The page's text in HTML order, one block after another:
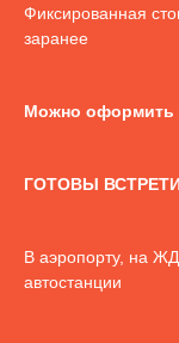
Фиксированная
заранее
Можно оформить
ГОТОВЫ
В аэропорту, на
автостанции